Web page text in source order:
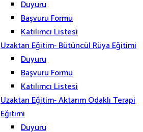
Duyuru
Başvuru Formu
Katılımcı Listesi
Uzaktan Eğitim- Bütüncül Rüya Eğitimi
Duyuru
Başvuru Formu
Katılımcı Listesi
Uzaktan Eğitim- Aktarım Odaklı Terapi
Eğitimi
Duyuru